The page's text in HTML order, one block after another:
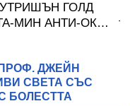
ГОЛД
МИН АНТИ-ОКС
ДЖЕЙН
СВЕТА СЪС
БОЛЕСТТА